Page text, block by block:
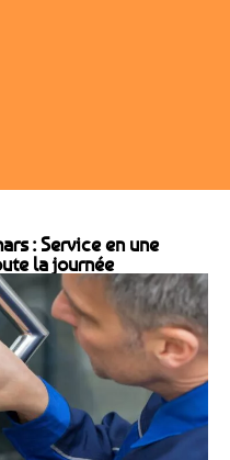
: Service en une
la journée